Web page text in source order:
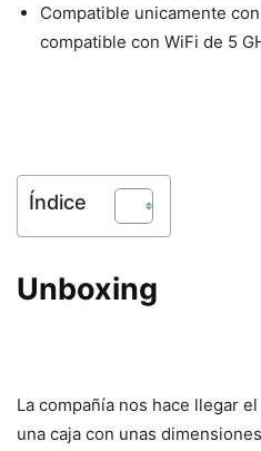
Compatible unicamente
compatible con WiFi de 5
Índice
Unboxing
La compañía nos hace llegar
una caja con unas